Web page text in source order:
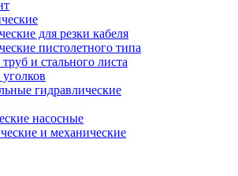
для резки кабеля
пистолетного типа
и стального листа
гидравлические
насосные
и механические